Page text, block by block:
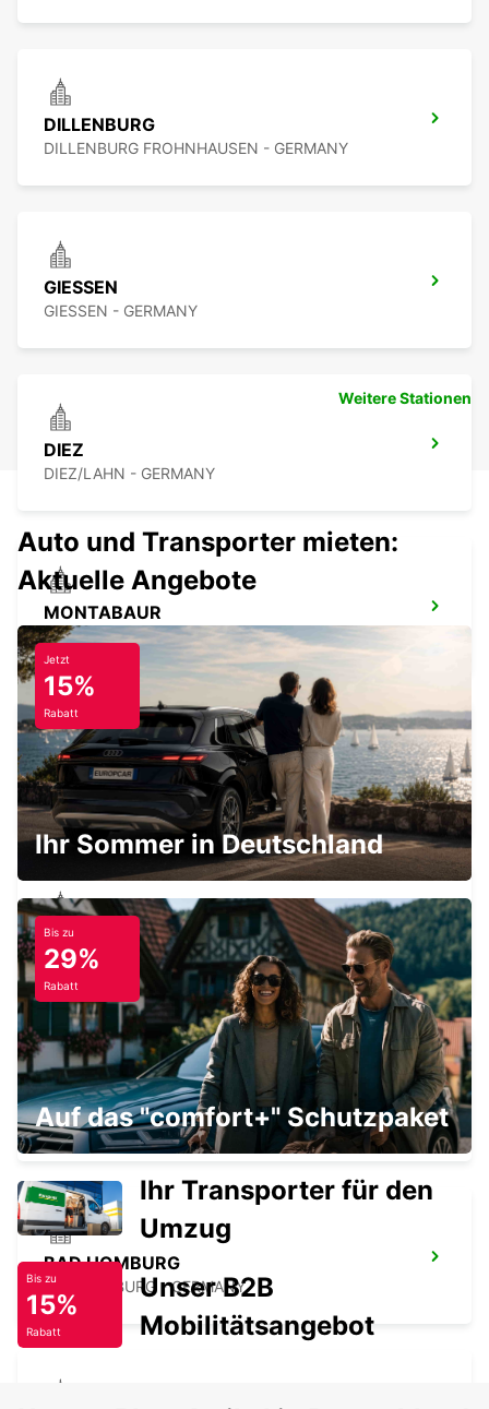
DILLENBURG
DILLENBURG FROHNHAUSEN - GERMANY
GIESSEN
GIESSEN - GERMANY
DIEZ
DIEZ/LAHN - GERMANY
MONTABAUR
MONTABAUR - GERMANY
SIEGEN
SIEGEN - GERMANY
FRIEDBERG
FRIEDBERG - GERMANY
MARBURG
MARBURG - GERMANY
BAD HOMBURG
BAD HOMBURG - GERMANY
Weitere Stationen
Auto und Transporter mieten:
Aktuelle Angebote
Jetzt
15%
Rabatt
Ihr Sommer in Deutschland
Bis zu
29%
Rabatt
Auf das "comfort+" Schutzpaket
Ihr Transporter für den
Umzug
Bis zu
15%
Rabatt
Unser B2B
Mobilitätsangebot